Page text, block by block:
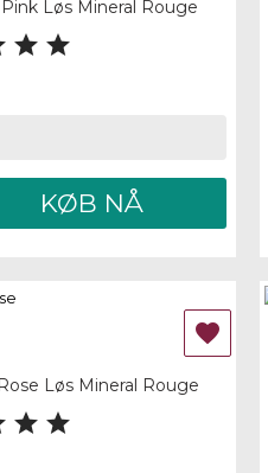
Løs Mineral Rouge
 
KØB NÅ

Løs Mineral Rouge
 